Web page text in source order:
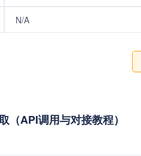
N/A
API调用与对接教程）